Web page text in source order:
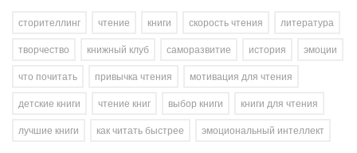
сторителлинг чтение книги скорость чтения
литература
творчество
книжный клуб саморазвитие история
эмоции
что почитать
привычка чтения
мотивация для чтения
детские книги
чтение книг выбор книги
книги для чтения
лучшие книги
как читать быстрее эмоциональный интеллект